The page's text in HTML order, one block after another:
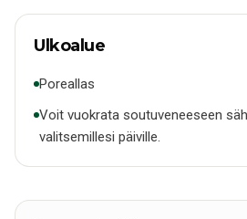
Ulkoalue
Poreallas
Voit vuokrata soutuveneeseen
valitsemillesi päiville.